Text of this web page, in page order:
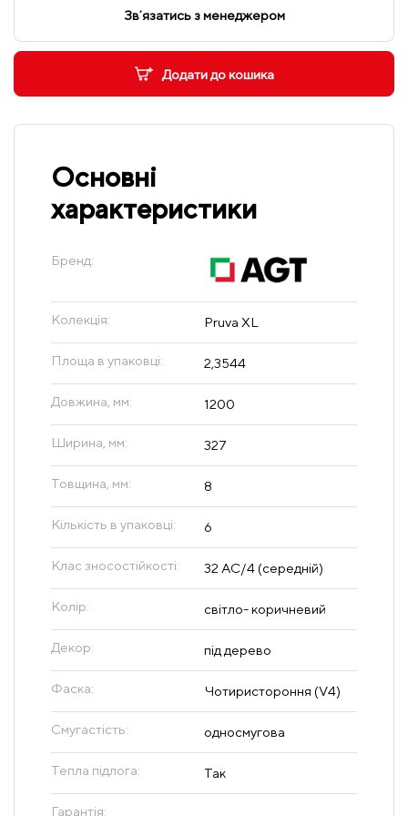
Додати до кошика
Звʼязатись з менеджером
Основні
характеристики
Бренд:
Колекція: Pruva XL
Площа в упаковці: 2,3544
Довжина, мм: 1200
Ширина, мм: 327
Товщина, мм: 8
Кількість в упаковці: 6
Клас зносостійкості: 32 AC/4 (середній)
Колір: світло- коричневий
Декор: під дерево
Фаска: Чотиристороння (V4)
Смугастість: односмугова
Тепла підлога: Так
Гарантія: